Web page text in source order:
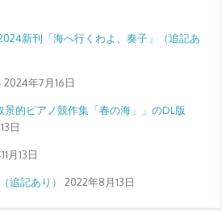
新刊「海へ行くわよ、奏子」（追記あ
2024年7月16日
景的ピアノ競作集「春の海」」のDL版
日
月13日
追記あり） 2022年8月13日